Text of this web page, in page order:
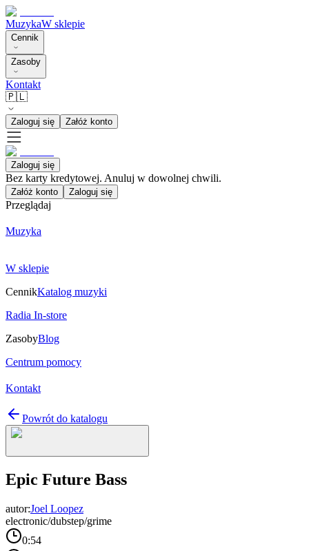
MuzykaW sklepie
Cennik
Zasoby
Kontakt
🇵🇱
Zaloguj się Załóż konto
Zaloguj się
Bez karty kredytowej. Anuluj w dowolnej chwili.
Załóż konto Zaloguj się
Przeglądaj
Muzyka
W sklepie
CennikKatalog muzyki
Radia In-store
ZasobyBlog
Centrum pomocy
Kontakt
Powrót do katalogu
Epic Future Bass
autor:Joel Loopez
electronic/dubstep/grime
0:54